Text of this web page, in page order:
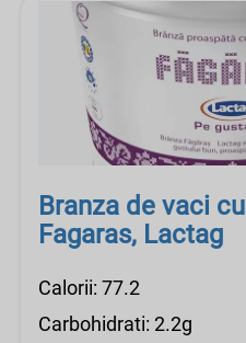
Branza de vaci
Fagaras, Lactag
Calorii: 77.2
Carbohidrati: 2.2g